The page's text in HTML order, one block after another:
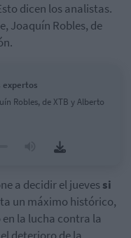
dicen los analistas.
Joaquín Robles, de
expertos
Robles, de XTB y Alberto
a decidir el juevessi
un máximo histórico,
la lucha contra la